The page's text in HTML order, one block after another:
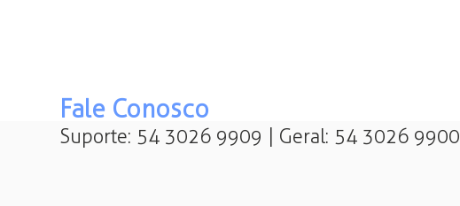
Fale Conosco
Suporte: 54 3026 9909 | Geral: 54 3026 9900